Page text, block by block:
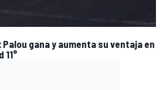
gana y aumenta su ventaja en
11°